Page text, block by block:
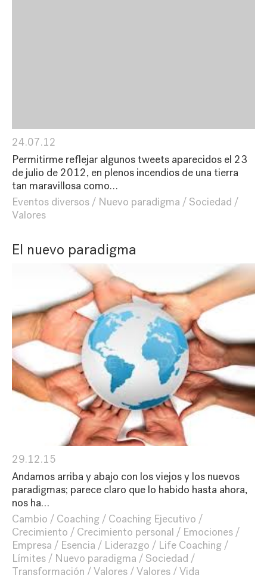
24.07.12
Permitirme reflejar algunos tweets aparecidos el 23
de julio de 2012, en plenos incendios de una tierra
tan maravillosa como…
Eventos diversos
Nuevo paradigma
Sociedad
Valores
El nuevo paradigma
29.12.15
Andamos arriba y abajo con los viejos y los nuevos
paradigmas; parece claro que lo habido hasta ahora,
nos ha…
Cambio
Coaching
Coaching Ejecutivo
Crecimiento
Crecimiento personal
Emociones
Empresa
Esencia Liderazgo
Life Coaching
Límites
Nuevo paradigma
Sociedad
Transformación
Valores Valores Vida